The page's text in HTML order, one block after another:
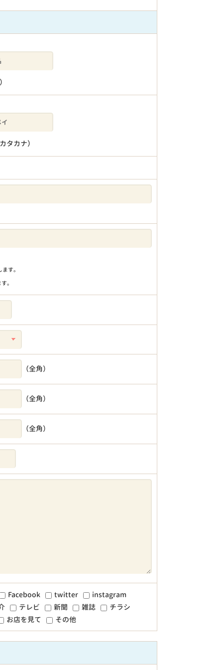
タカナ）
す。
。
（全角）
（全角）
（全角）
Facebook twitter
instagram
テレビ 新聞 雑誌
チラシ
お店を見て
その他